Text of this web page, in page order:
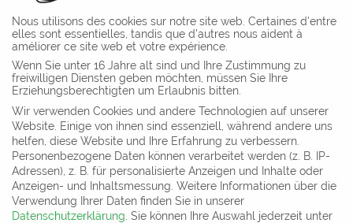
Hüttenhof, Grainet,
Germany
Genting Dream, Dream
Cruises
Département commercial et salle d´exposition
Gharieni Group GmbH
Gutenbergstr. 40
D-47443 Moers
Allemagne
Nous utilisons des cookies sur notre site web. Certaines d'entre
elles sont essentielles, tandis que d'autres nous aident à
améliorer ce site web et votre expérience.
Wenn Sie unter 16 Jahre alt sind und Ihre Zustimmung zu
freiwilligen Diensten geben möchten, müssen Sie Ihre
Erziehungsberechtigten um Erlaubnis bitten.
Wir verwenden Cookies und andere Technologien auf unserer
Website. Einige von ihnen sind essenziell, während andere uns
helfen, diese Website und Ihre Erfahrung zu verbessern.
Personenbezogene Daten können verarbeitet werden (z. B. IP-
Adressen), z. B. für personalisierte Anzeigen und Inhalte oder
Anzeigen- und Inhaltsmessung. Weitere Informationen über die
Verwendung Ihrer Daten finden Sie in unserer
Datenschutzerklärung Sie können Ihre Auswahl jederzeit unter